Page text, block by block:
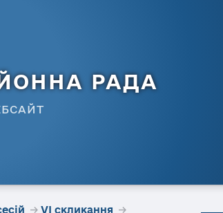
РАДА
→ VI скликання →